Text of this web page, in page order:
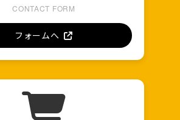
CONTACT FORM
フォームへ